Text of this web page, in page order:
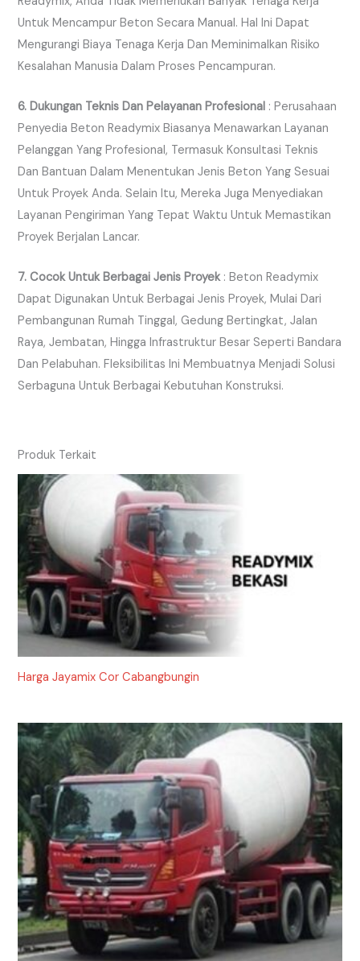
Untuk Mencampur Beton Secara Manual. Hal Ini Dapat
Mengurangi Biaya Tenaga Kerja Dan Meminimalkan Risiko
Kesalahan Manusia Dalam Proses Pencampuran.
6. Dukungan Teknis Dan Pelayanan Profesional : Perusahaan
Penyedia Beton Readymix Biasanya Menawarkan Layanan
Pelanggan Yang Profesional, Termasuk Konsultasi Teknis
Dan Bantuan Dalam Menentukan Jenis Beton Yang Sesuai
Untuk Proyek Anda. Selain Itu, Mereka Juga Menyediakan
Layanan Pengiriman Yang Tepat Waktu Untuk Memastikan
Proyek Berjalan Lancar.
7. Cocok Untuk Berbagai Jenis Proyek: Beton Readymix
Dapat Digunakan Untuk Berbagai Jenis Proyek, Mulai Dari
Pembangunan Rumah Tinggal, Gedung Bertingkat, Jalan
Raya, Jembatan, Hingga Infrastruktur Besar Seperti Bandara
Dan Pelabuhan. Fleksibilitas Ini Membuatnya Menjadi Solusi
Serbaguna Untuk Berbagai Kebutuhan Konstruksi.
Produk Terkait
Harga Jayamix Cor Cabangbungin